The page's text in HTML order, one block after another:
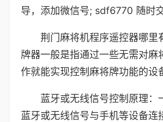
导，添加微信号; sdf6770 随时交
荆门麻将机程序遥控器哪里
牌器一般是指通过一些无需对麻
作就能实现控制麻将牌功能的设
蓝牙或无线信号控制原理：
蓝牙或无线信号与手机等设备连